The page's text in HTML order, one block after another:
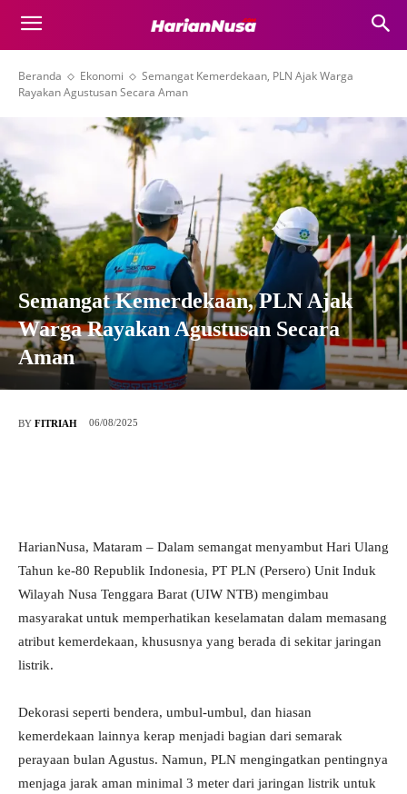
Beranda Ekonomi
Semangat Kemerdekaan, PLN Ajak Warga
Rayakan Agustusan Secara Aman
Semangat Kemerdekaan, PLN Ajak
Warga Rayakan Agustusan Secara
Aman
BY FITRIAH 06/08/2025
HarianNusa, Mataram – Dalam semangat menyambut Hari Ulang
Tahun ke-80 Republik Indonesia, PT PLN (Persero) Unit Induk
Wilayah Nusa Tenggara Barat (UIW NTB) mengimbau
masyarakat untuk memperhatikan keselamatan dalam memasang
atribut kemerdekaan, khususnya yang berada di sekitar jaringan
listrik.
Dekorasi seperti bendera, umbul-umbul, dan hiasan
kemerdekaan lainnya kerap menjadi bagian dari semarak
perayaan bulan Agustus. Namun, PLN mengingatkan pentingnya
menjaga jarak aman minimal 3 meter dari jaringan listrik untuk